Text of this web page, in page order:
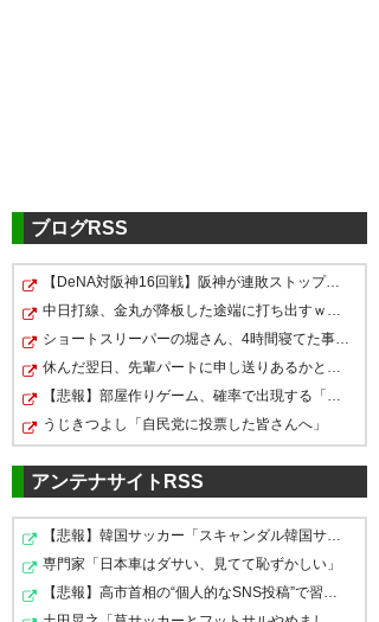
— komachi©︎⚽️♥今シーズンも
⚽サッカー馬鹿の末期症状😂
(hiro_392232)2022, 4月 25
えー西ヶ谷さんシンガポール代
表監督になるの？DAZNの名古
屋戦解説とか、なんだったら監
督とかも、いつかやってくれた
らうれしいんどけどなあ。
— わか (iggypopfanclub)2022,
ついにシンガポールサッカー協
会から 「西ヶ谷隆之」がついに
代表監督に就任すると発表され
た 果たして シンガポールに未来
を切り開けるか？
https://t.co/W4fHo5Oplk
— jun jun@im not agent
(junjunjun351)2022, 4月 25
ブログRSS
【DeNA対阪神16回戦】阪神が連敗ストップで単独首位キー…
中日打線、金丸が降板した途端に打ち出すｗｗｗｗｗｗｗｗ
ショートスリーパーの堀さん、4時間寝てた事がバレる
休んだ翌日、先輩パートに申し送りあるかと確認したらい…
【悲報】部屋作りゲーム、確率で出現する「イカ」を見る…
うじきつよし「自民党に投票した皆さんへ」
アンテナサイトRSS
【悲報】韓国サッカー「スキャンダル韓国サッカー協会W杯…
専門家「日本車はダサい、見てて恥ずかしい」
【悲報】高市首相の“個人的なSNS投稿”で習近平ブチギレ説…